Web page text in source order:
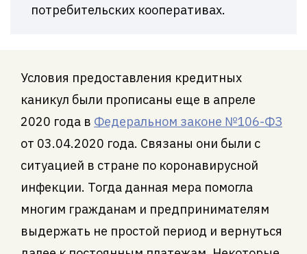
потребительских кооперативах.
Условия предоставления кредитных
каникул были прописаны еще в апреле
2020 года в Федеральном законе №106-ФЗ
от 03.04.2020 года. Связаны они были с
ситуацией в стране по коронавирусной
инфекции. Тогда данная мера помогла
многим гражданам и предпринимателям
выдержать не простой период и вернуться